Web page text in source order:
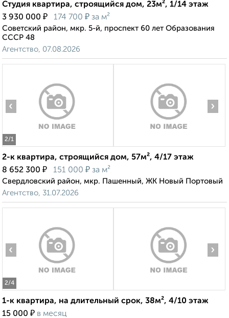
Студия квартира, строящийся дом, 23м², 1/14 этаж
3 930 000 ₽ 174 700 ₽ за м²
Советский район, мкр. 5-й, проспект 60 лет Образования
СССР 48
Агентство, 07.08.2026
2/1
‹ ›
2-к квартира, строящийся дом, 57м², 4/17 этаж
8 652 300 ₽ 151 000 ₽ за м²
Свердловский район, мкр. Пашенный, ЖК Новый Портовый
Агентство, 31.07.2026
2/4
‹ ›
1-к квартира, на длительный срок, 38м², 4/10 этаж
15 000 ₽ в месяц